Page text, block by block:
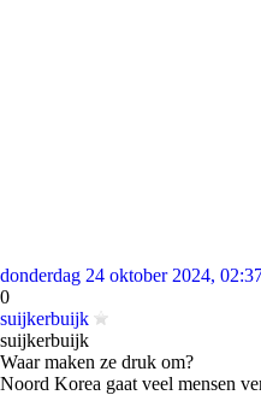
donderdag 24 oktober 2024,
0
suijkerbuijk
suijkerbuijk
Waar maken ze druk om?
Noord Korea gaat veel mensen